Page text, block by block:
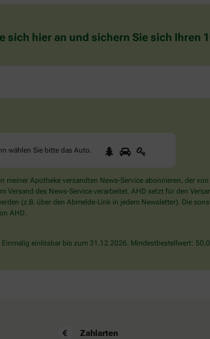
sich hier an und sichern Sie sich Ihren
wählen Sie bitte das Auto
Sind
Sie
Mensch?
Dann
wählen
Auto.
1 2
meiner Apotheke versandten News-Service abonnieren, der
Versand des News-Service verarbeitet. AHD setzt für den
(z.B. über den Abmelde-Link in jedem Newsletter). Die
AHD.
einlösbar bis zum 31.12.2026. Mindestbestellwert:
Zahlarten